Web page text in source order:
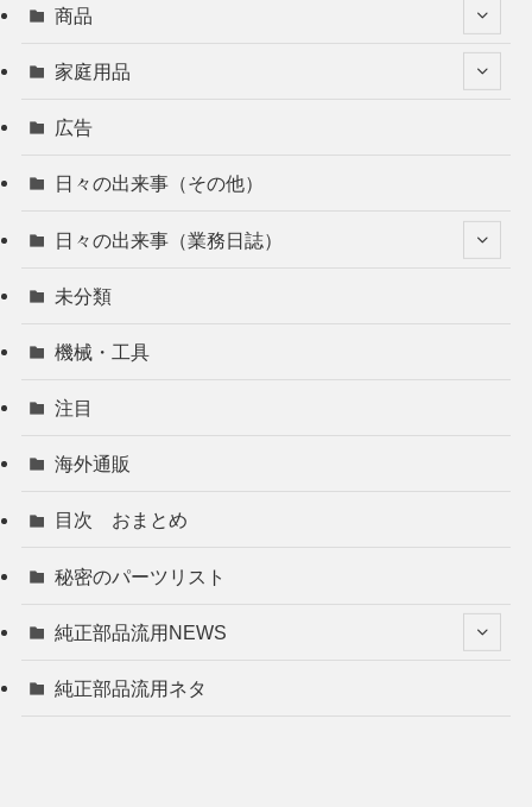
商品
家庭用品
広告
日々の出来事（その他）
日々の出来事（業務日誌）
未分類
機械・工具
注目
海外通販
目次 おまとめ
秘密のパーツリスト
純正部品流用NEWS
純正部品流用ネタ